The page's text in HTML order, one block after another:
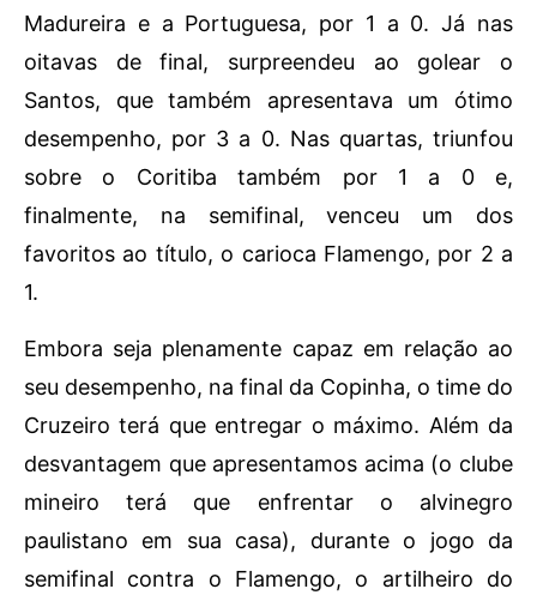
Madureira e a Portuguesa, por 1 a 0. Já nas
oitavas de final, surpreendeu ao golear o
Santos, que também apresentava um ótimo
desempenho, por 3 a 0. Nas quartas, triunfou
sobre o Coritiba também por 1 a 0 e,
finalmente, na semifinal, venceu um dos
favoritos ao título, o carioca Flamengo, por 2 a
1.
Embora seja plenamente capaz em relação ao
seu desempenho, na final da Copinha, o time do
Cruzeiro terá que entregar o máximo. Além da
desvantagem que apresentamos acima (o clube
mineiro terá que enfrentar o alvinegro
paulistano em sua casa), durante o jogo da
semifinal contra o Flamengo, o artilheiro do